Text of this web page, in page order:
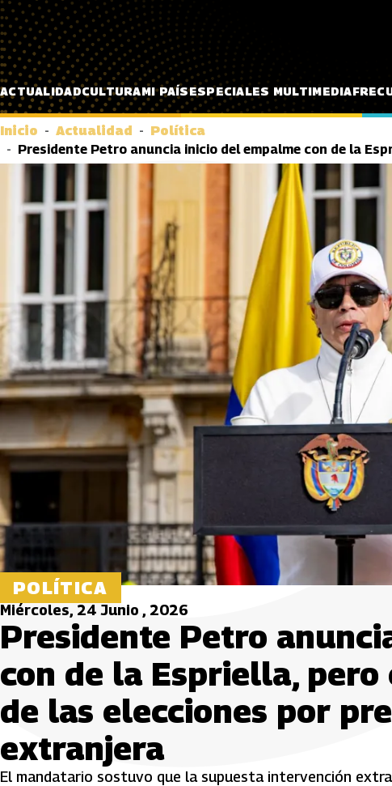
Pasar al contenido principal
ACTUALIDADCULTURAMI PAÍSESPECIALES MULTIMEDIA
Inicio Actualidad
Política
Presidente Petro anuncia inicio del empalme con de la
POLÍTICA
Miércoles, 24 Junio , 2026
Presidente Petro
con de la Espriella,
de las elecciones por
extranjera
El mandatario sostuvo que la supuesta intervención